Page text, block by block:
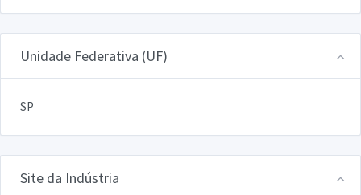
Unidade Federativa (UF)
SP
Site da Indústria